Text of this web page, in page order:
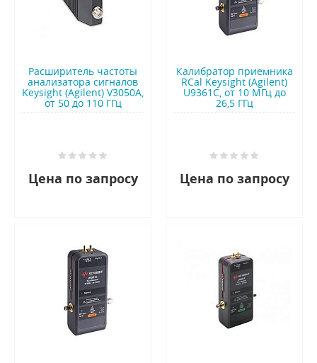
Расширитель частоты
анализатора сигналов
Keysight (Agilent) V3050A,
от 50 до 110 ГГц
Цена по запросу
Калибратор приемника
RCal Keysight (Agilent)
U9361C, от 10 МГц до
26,5 ГГц
Цена по запросу